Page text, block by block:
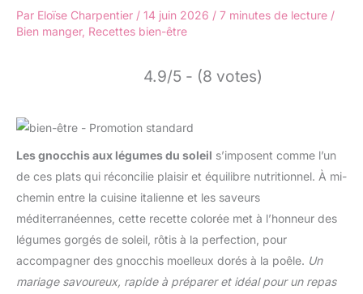
Par Eloïse Charpentier / 14 juin 2026 / 7 minutes de lecture /
Bien manger, Recettes bien-être
4.9/5 - (8 votes)
Les gnocchis aux légumes du soleil s’imposent comme l’un
de ces plats qui réconcilie plaisir et équilibre nutritionnel. À mi-
chemin entre la cuisine italienne et les saveurs
méditerranéennes, cette recette colorée met à l’honneur des
légumes gorgés de soleil, rôtis à la perfection, pour
accompagner des gnocchis moelleux dorés à la poêle. Un
mariage savoureux, rapide à préparer et idéal pour un repas